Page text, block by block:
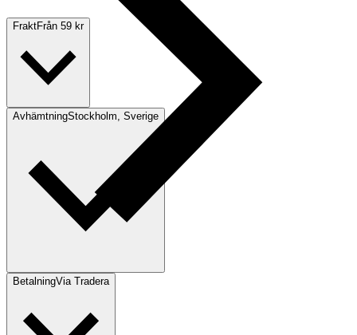
FraktFrån 59 kr
AvhämtningStockholm, Sverige
BetalningVia Tradera